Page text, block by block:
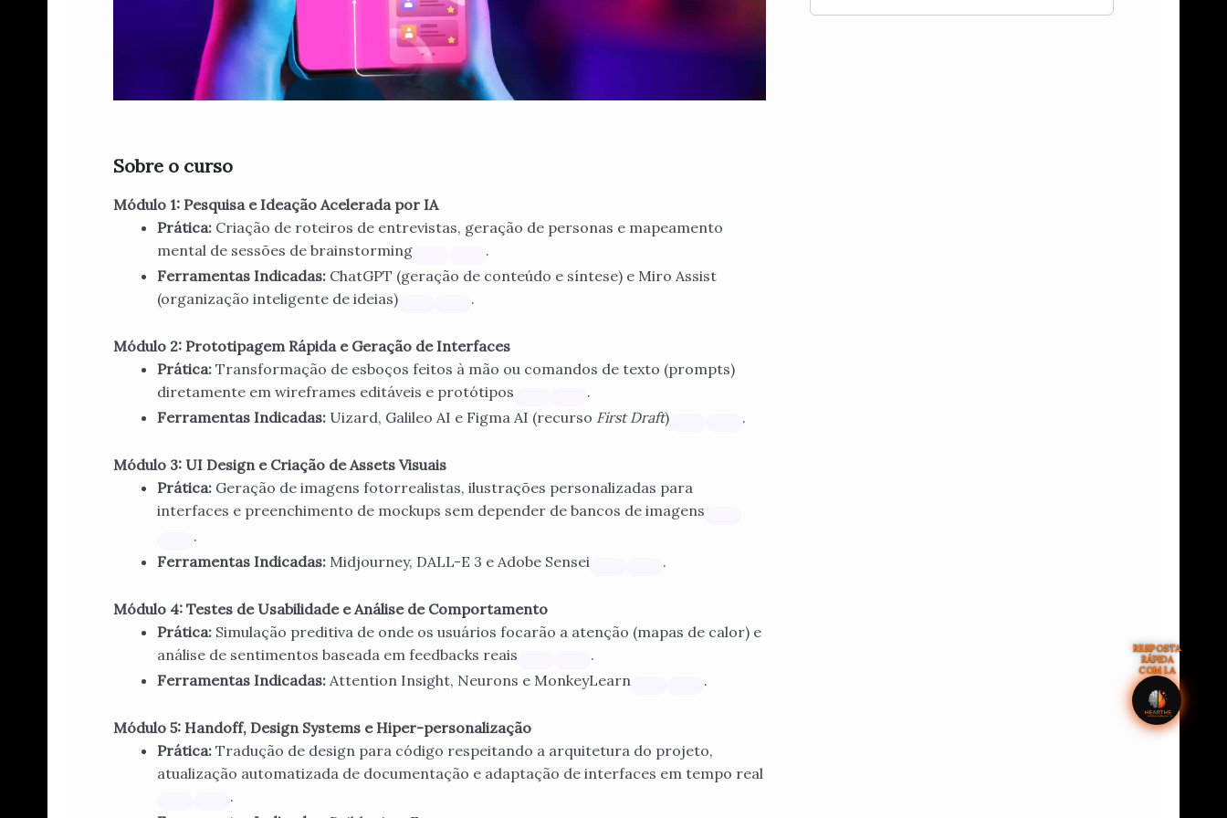
RESPOSTA
RÁPIDA
COM I.A
Sobre o curso
Módulo 1: Pesquisa e Ideação Acelerada por IA
Prática: Criação de roteiros de entrevistas, geração de personas e mapeamento
mental de sessões de brainstorming
.
Ferramentas Indicadas: ChatGPT (geração de conteúdo e síntese) e Miro Assist
(organização inteligente de ideias)
.
Módulo 2: Prototipagem Rápida e Geração de Interfaces
Prática: Transformação de esboços feitos à mão ou comandos de texto (prompts)
diretamente em wireframes editáveis e protótipos
.
Ferramentas Indicadas: Uizard, Galileo AI e Figma AI (recurso First Draft) .
Módulo 3: UI Design e Criação de Assets Visuais
Prática: Geração de imagens fotorrealistas, ilustrações personalizadas para
interfaces e preenchimento de mockups sem depender de bancos de imagens
.
Ferramentas Indicadas: Midjourney, DALL-E 3 e Adobe Sensei .
Módulo 4: Testes de Usabilidade e Análise de Comportamento
Prática: Simulação preditiva de onde os usuários focarão a atenção (mapas de calor) e
análise de sentimentos baseada em feedbacks reais
.
Ferramentas Indicadas: Attention Insight, Neurons e MonkeyLearn .
Módulo 5: Handoff, Design Systems e Hiper-personalização
Prática: Tradução de design para código respeitando a arquitetura do projeto,
atualização automatizada de documentação e adaptação de interfaces em tempo real
.